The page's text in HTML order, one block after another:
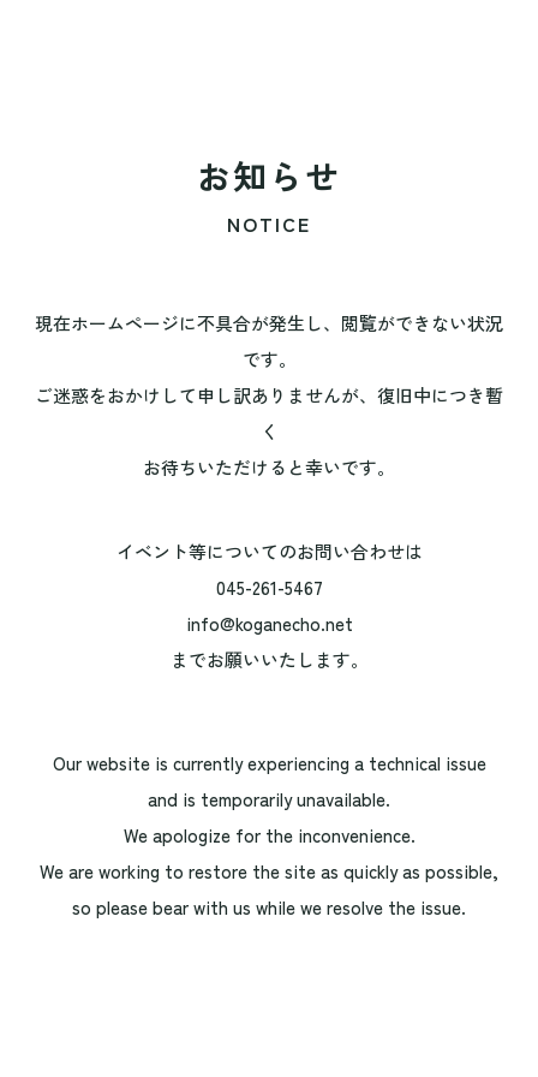
お知らせ
NOTICE
現在ホームページに不具合が発生し、閲覧ができない状況
です。
ご迷惑をおかけして申し訳ありませんが、復旧中につき暫
く
お待ちいただけると幸いです。
イベント等についてのお問い合わせは
045-261-5467
info@koganecho.net
までお願いいたします。
Our website is currently experiencing a technical issue
and is temporarily unavailable.
We apologize for the inconvenience.
We are working to restore the site as quickly as possible,
so please bear with us while we resolve the issue.